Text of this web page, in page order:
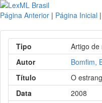
Página Anterior | Página Inicial |
Tipo
Artigo de
Autor
Bomfim,
Título
O
Data
2008